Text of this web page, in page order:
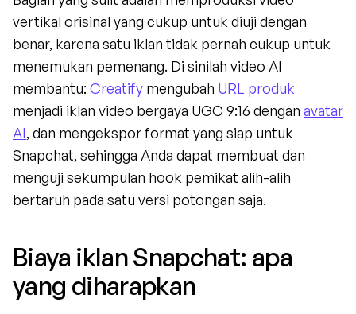
vertikal orisinal yang cukup untuk diuji dengan
benar, karena satu iklan tidak pernah cukup untuk
menemukan pemenang. Di sinilah video AI
membantu: Creatify mengubah URL produk
menjadi iklan video bergaya UGC 9:16 dengan avatar
AI, dan mengekspor format yang siap untuk
Snapchat, sehingga Anda dapat membuat dan
menguji sekumpulan hook pemikat alih-alih
bertaruh pada satu versi potongan saja.
Biaya iklan Snapchat: apa
yang diharapkan